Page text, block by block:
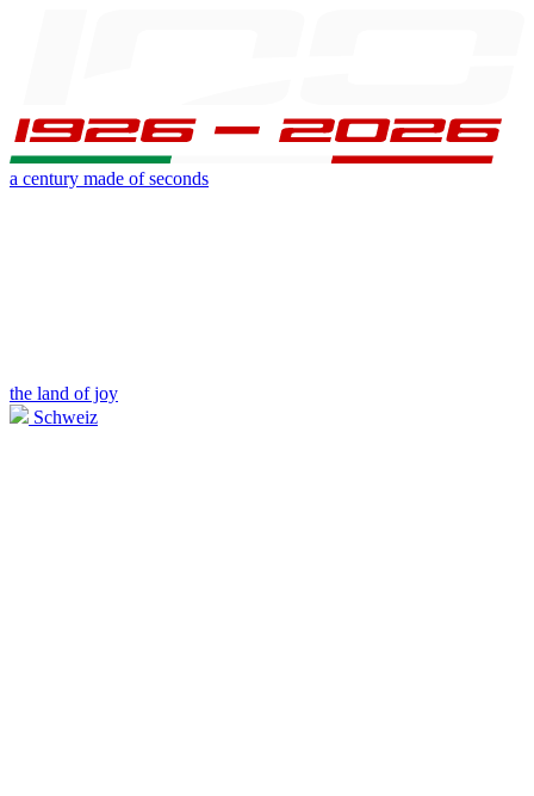
a century made of seconds
the land of joy
Schweiz